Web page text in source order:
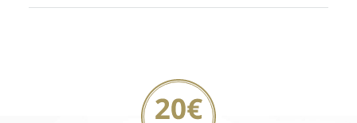
20€ Gutschein sichern